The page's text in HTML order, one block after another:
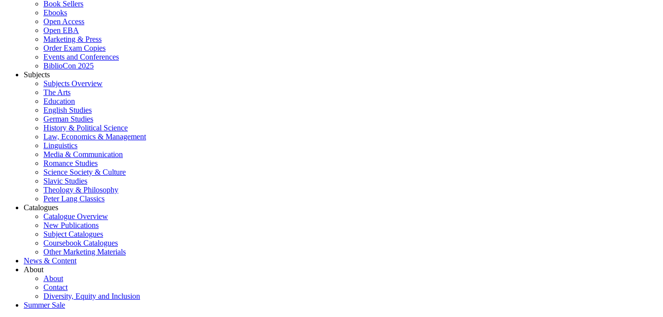
Book Sellers
Ebooks
Open Access
Open EBA
Marketing & Press
Order Exam Copies
Events and Conferences
BiblioCon 2025
Subjects
Subjects Overview
The Arts
Education
English Studies
German Studies
History & Political Science
Law, Economics & Management
Linguistics
Media & Communication
Romance Studies
Science Society & Culture
Slavic Studies
Theology & Philosophy
Peter Lang Classics
Catalogues
Catalogue Overview
New Publications
Subject Catalogues
Coursebook Catalogues
Other Marketing Materials
News & Content
About
About
Contact
Diversity, Equity and Inclusion
Summer Sale